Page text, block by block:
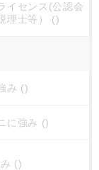
イセンス(公認会
理士等） ()
み ()
に強み ()
()